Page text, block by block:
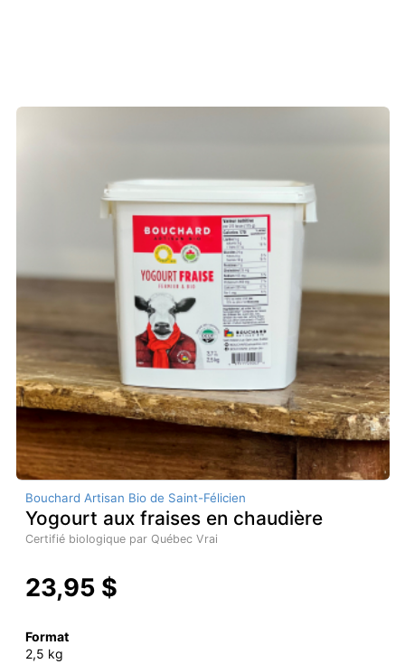
Bouchard Artisan Bio de Saint-Félicien
Yogourt aux fraises en chaudière
Certifié biologique par Québec Vrai
23,95 $
Format
2,5 kg